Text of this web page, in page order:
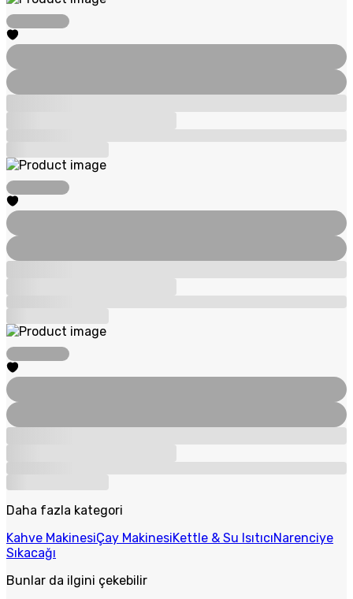
Daha fazla kategori
Kahve MakinesiÇay MakinesiKettle & Su IsıtıcıNarenciye
Sıkacağı
Bunlar da ilgini çekebilir